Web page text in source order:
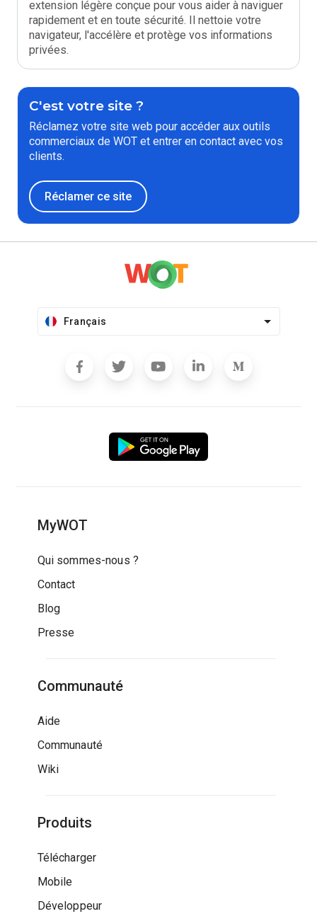
extension légère conçue pour vous aider à naviguer
rapidement et en toute sécurité. Il nettoie votre
navigateur, l'accélère et protège vos informations
privées.
C'est votre site ?
Réclamez votre site web pour accéder aux outils
commerciaux de WOT et entrer en contact avec vos
clients.
Réclamer ce site
Français
MyWOT
Qui sommes-nous ?
Contact
Blog
Presse
Communauté
Aide
Communauté
Wiki
Produits
Télécharger
Mobile
Développeur